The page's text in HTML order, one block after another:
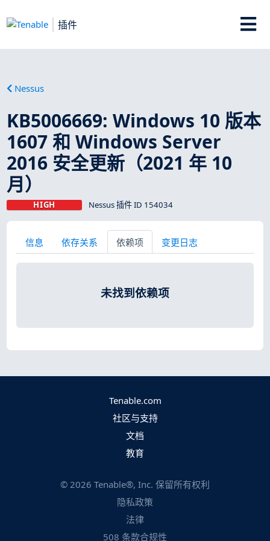
插件
Nessus
KB5006669: Windows 10 版本
1607 和 Windows Server
2016 安全更新（2021 年 10
月）
HIGH Nessus 插件 ID 154034
信息 依存关系 依赖项 变更日志
未找到依赖项
Tenable.com
社区与支持
文档
教育
© 2026 Tenable®, Inc. 保留所有权利
隐私政策
法律
508 条款合规性